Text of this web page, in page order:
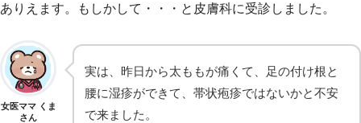
ありえます。もしかして・・・と皮膚科に受診しました。
女医ママ くま
さん
実は、昨日から太ももが痛くて、足の付け根と
腰に湿疹ができて、帯状疱疹ではないかと不安
で来ました。